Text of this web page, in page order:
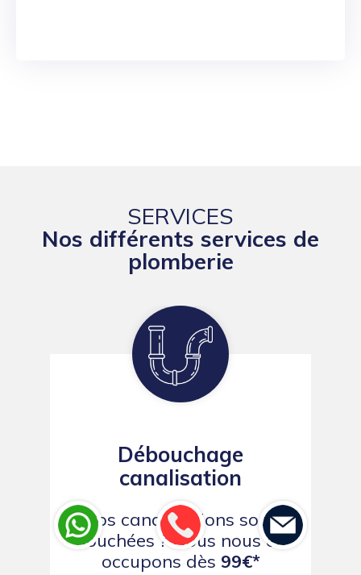
SERVICES
Nos différents services de
plomberie
Débouchage
canalisation
Vos canalisations sont
bouchées ? Nous nous en
occupons dès 99€*